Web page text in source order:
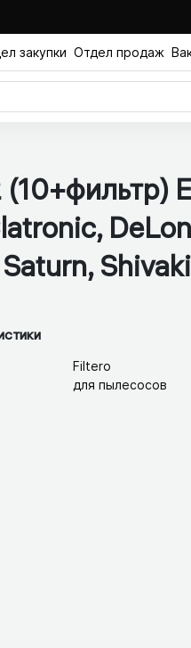
закупки Отдел продаж
Filtero
для пылесосов